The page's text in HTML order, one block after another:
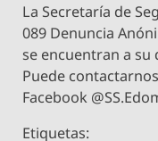
La Secretaría de
089 Denuncia
se encuentran a su
Puede
Facebook
Etiquetas: